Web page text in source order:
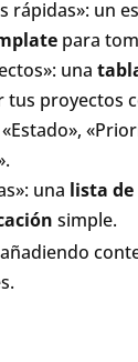
rápidas»: un
para
una
tus proyectos
una lista de
simple.